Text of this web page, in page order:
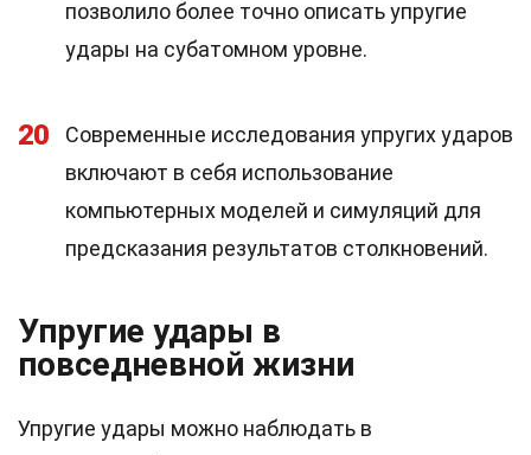
позволило более точно описать упругие
удары на субатомном уровне.
20
Современные исследования упругих ударов
включают в себя использование
компьютерных моделей и симуляций для
предсказания результатов столкновений.
Упругие удары в
повседневной жизни
Упругие удары можно наблюдать в